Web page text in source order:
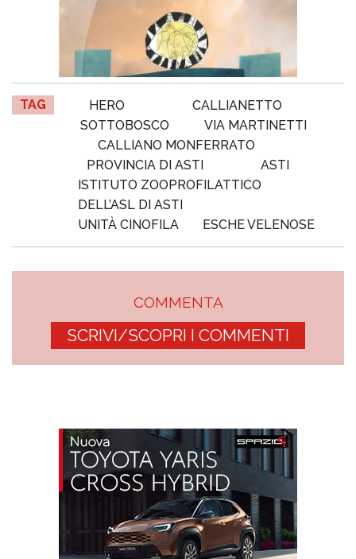
TAG HERO
CALLIANETTO
SOTTOBOSCO
VIA MARTINETTI
CALLIANO MONFERRATO
PROVINCIA DI ASTI
ASTI
ISTITUTO ZOOPROFILATTICO
DELL’ASL DI ASTI
UNITÀ CINOFILA
ESCHE VELENOSE
COMMENTA
SCRIVI/SCOPRI I COMMENTI